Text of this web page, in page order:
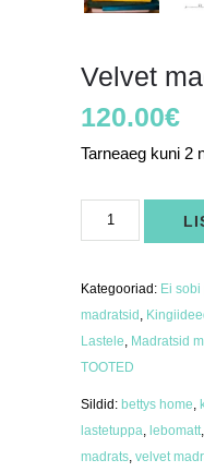
Velvet
120.00€
Tarneaeg kuni 2
madrats
roheline
Kategooriad: Ei
madratsid ,
Lastele, Madratsid
TOOTED
Sildid: bettys home,
lastetuppa, lebomatt,
madrats, velvet